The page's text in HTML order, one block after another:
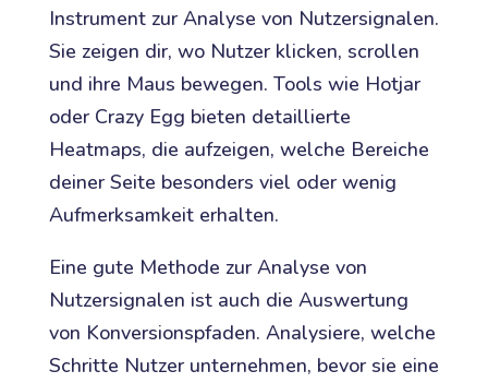
Instrument zur Analyse von Nutzersignalen.
Sie zeigen dir, wo Nutzer klicken, scrollen
und ihre Maus bewegen. Tools wie Hotjar
oder Crazy Egg bieten detaillierte
Heatmaps, die aufzeigen, welche Bereiche
deiner Seite besonders viel oder wenig
Aufmerksamkeit erhalten.
Eine gute Methode zur Analyse von
Nutzersignalen ist auch die Auswertung
von Konversionspfaden. Analysiere, welche
Schritte Nutzer unternehmen, bevor sie eine